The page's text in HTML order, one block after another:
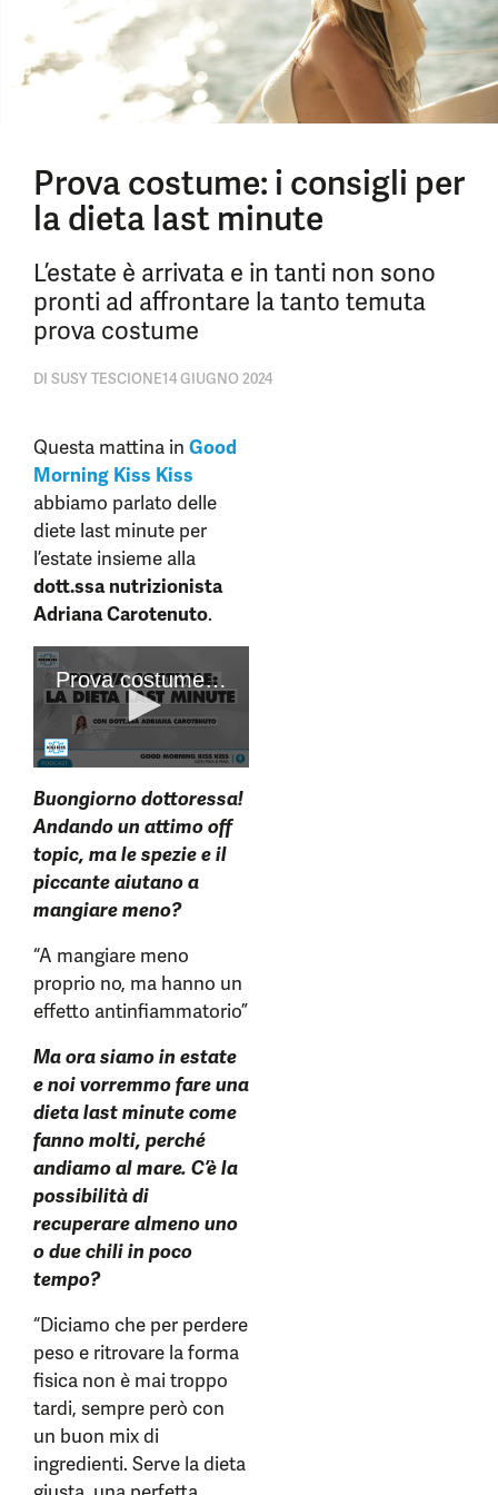
Prova costume: i consigli per
la dieta last minute
L’estate è arrivata e in tanti non sono
pronti ad affrontare la tanto temuta
prova costume
DI SUSY TESCIONE14 GIUGNO 2024
Questa mattina in Good
Morning Kiss Kiss
abbiamo parlato delle
diete last minute per
l’estate insieme alla
dott.ssa nutrizionista
Adriana Carotenuto.
Buongiorno dottoressa!
Andando un attimo off
topic, ma le spezie e il
piccante aiutano a
mangiare meno?
“A mangiare meno
proprio no, ma hanno un
effetto antinfiammatorio”
Ma ora siamo in estate
e noi vorremmo fare una
dieta last minute come
fanno molti, perché
andiamo al mare. C’è la
possibilità di
recuperare almeno uno
o due chili in poco
tempo?
“Diciamo che per perdere
peso e ritrovare la forma
fisica non è mai troppo
tardi, sempre però con
un buon mix di
ingredienti. Serve la dieta